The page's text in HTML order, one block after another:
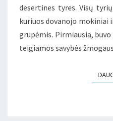
desertines tyres. Visų
kuriuos dovanojo mokiniai
grupėmis. Pirmiausia,
teigiamos savybės